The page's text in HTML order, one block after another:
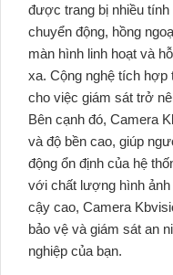
được trang bị nhiều
chuyển động, hồng
màn hình linh hoạt và
xa. Cộng nghệ tích hợp
cho việc giám sát trở
Bên cạnh đó, Camera
và độ bền cao, giúp
động ổn định của hệ
với chất lượng hình ảnh
cậy cao, Camera
bảo vệ và giám sát an
nghiệp của bạn.